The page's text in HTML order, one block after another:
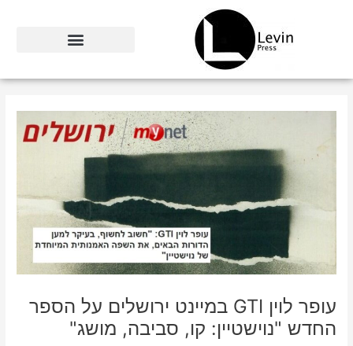
עופר לוין GTI במיינט ירושלים על הספר
החדש "נוישטיין: קו, סביבה, מושג"